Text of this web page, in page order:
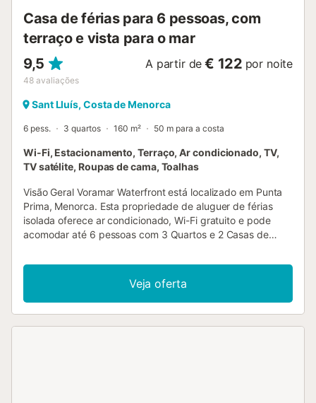
Casa de férias para 6 pessoas, com
terraço e vista para o mar
9,5
48 avaliações
A partir de € 122 por noite
Sant Lluís, Costa de Menorca
6 pess. 3 quartos 160 m² 50 m para a costa
Wi-Fi, Estacionamento, Terraço, Ar condicionado, TV,
TV satélite, Roupas de cama, Toalhas
Visão Geral Voramar Waterfront está localizado em Punta
Prima, Menorca. Esta propriedade de aluguer de férias
isolada oferece ar condicionado, Wi-Fi gratuito e pode
acomodar até 6 pessoas com 3 Quartos e 2 Casas de
Disposição Propriedade num só piso: 3 quartos, 2 casas
de banho, sala de estar, área de jantar, cozinha, terraço
para refeições. Estacionamento privativo. Sala de Estar A
sala de estar tem TV Satélite, área de jantar, sofás
Veja oferta